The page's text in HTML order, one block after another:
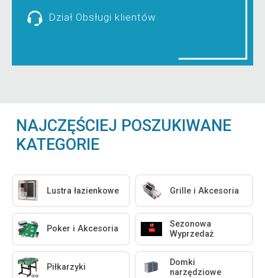
Dział Obsługi klientów
NAJCZĘŚCIEJ POSZUKIWANE
KATEGORIE
Lustra łazienkowe Grille i Akcesoria
Poker i Akcesoria
Sezonowa
Wyprzedaż
Piłkarzyki
Domki
narzędziowe